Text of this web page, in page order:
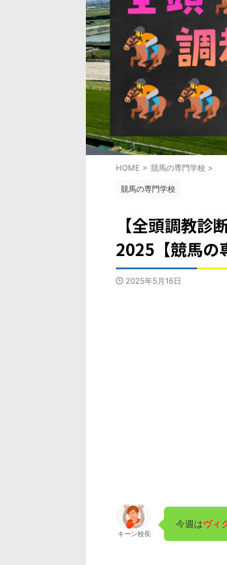
HOME > 競馬の専門学校 >
競馬の専門学校
【全頭調教診
2025【競馬の
2025年5月16日
キーン校長
今週はヴィ